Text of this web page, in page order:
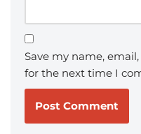
Save my name,
for the next time I